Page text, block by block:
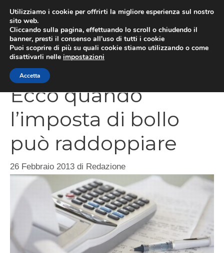
contenuto
Ecco quando
l’imposta di bollo
può raddoppiare
26 Febbraio 2013 di Redazione
Utilizziamo i cookie per offrirti la migliore esperienza sul nostro
sito web.
Cliccando sulla pagina, effettuando lo scroll o chiudendo il
banner, presti il consenso all’uso di tutti i cookie
Puoi scoprire di più su quali cookie stiamo utilizzando o come
disattivarli nelle impostazioni
Accetta